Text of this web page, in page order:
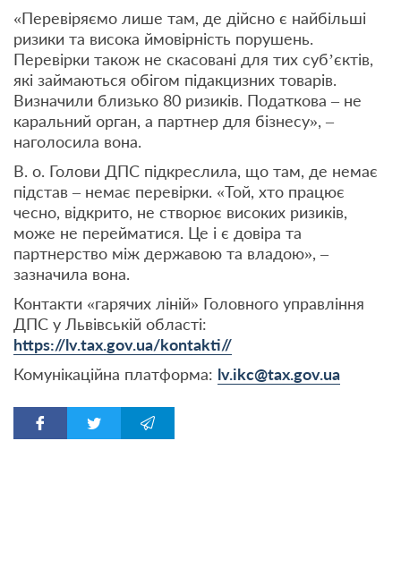
«Перевіряємо лише там, де дійсно є найбільші
ризики та висока ймовірність порушень.
Перевірки також не скасовані для тих субʼєктів,
які займаються обігом підакцизних товарів.
Визначили близько 80 ризиків. Податкова – не
каральний орган, а партнер для бізнесу», –
наголосила вона.
В. о. Голови ДПС підкреслила, що там, де немає
підстав – немає перевірки. «Той, хто працює
чесно, відкрито, не створює високих ризиків,
може не перейматися. Це і є довіра та
партнерство між державою та владою», –
зазначила вона.
Контакти «гарячих ліній» Головного управління
ДПС у Львівській області:
https://lv.tax.gov.ua/kontakti//
Комунікаційна платформа: lv.ikc@tax.gov.ua